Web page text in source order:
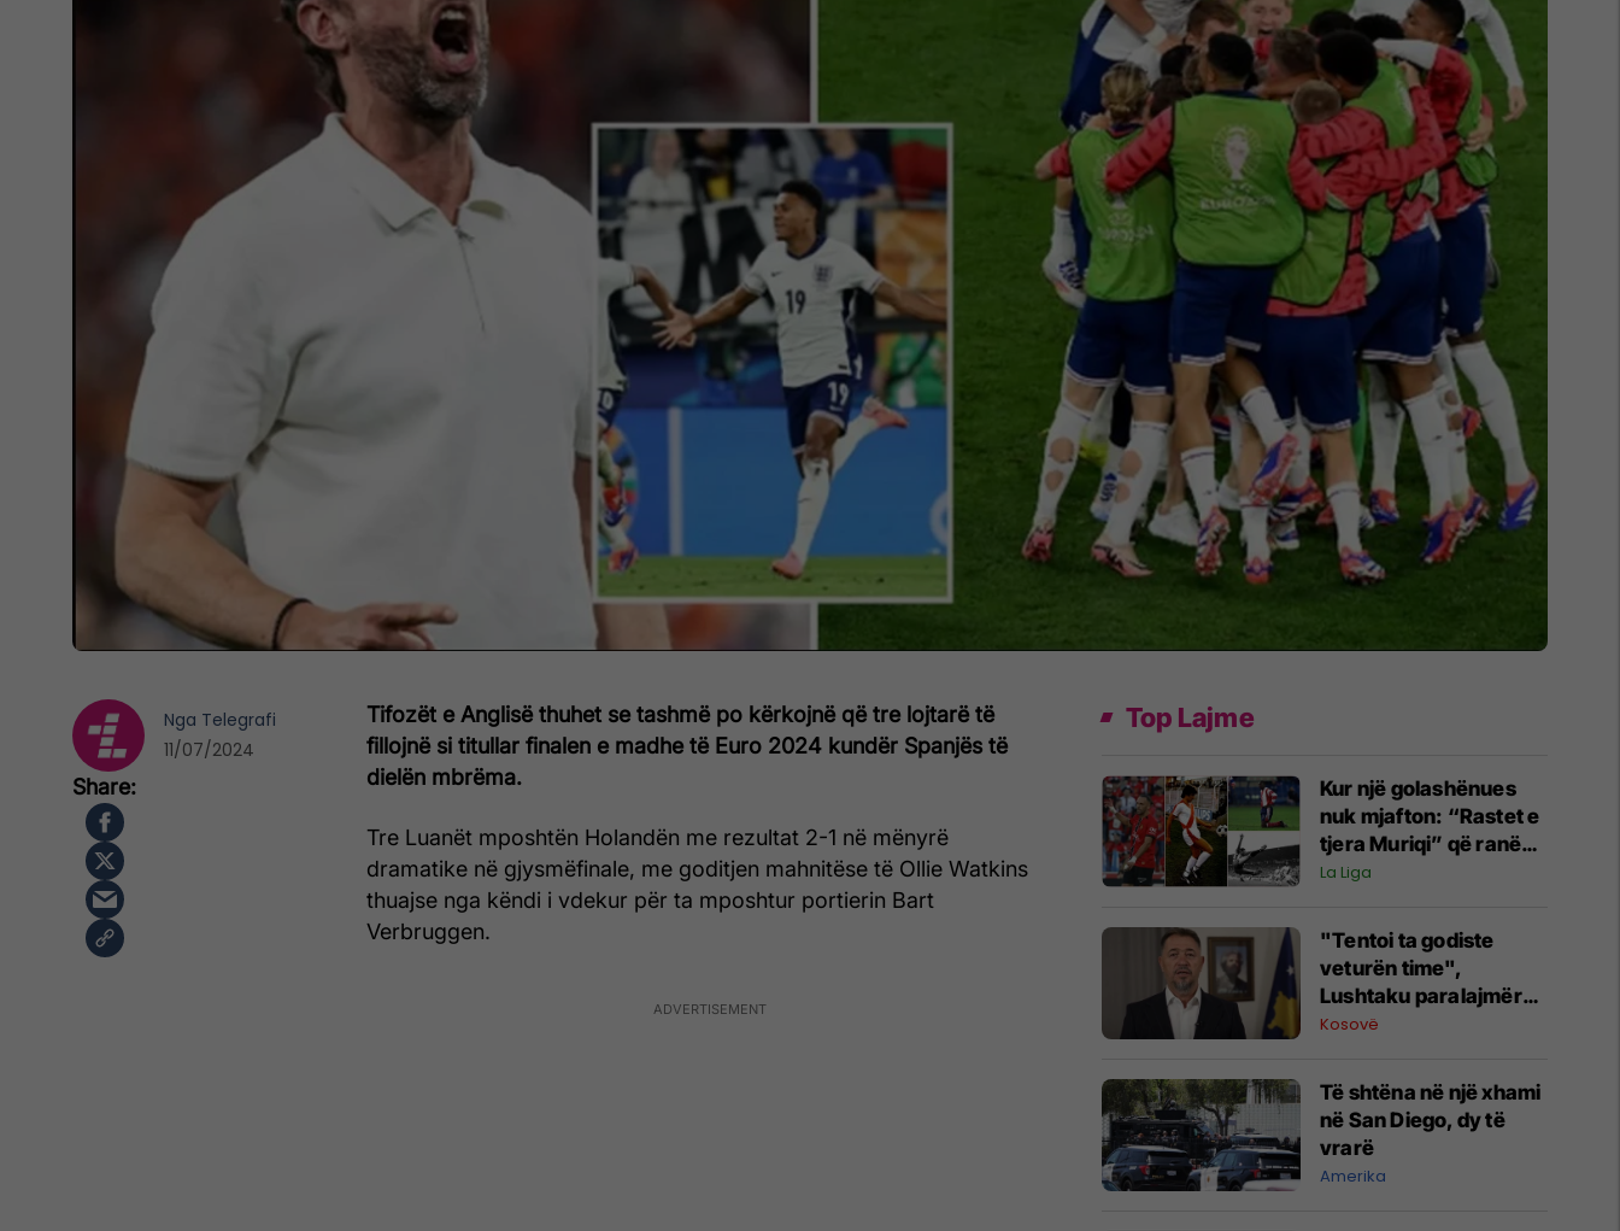
Tifozët e Anglisë thuhet se tashmë po kërkojnë që tre lojtarë të
fillojnë si titullar finalen e madhe të Euro 2024 kundër Spanjës të
dielën mbrëma.
Tre Luanët mposhtën Holandën me rezultat 2-1 në mënyrë
dramatike në gjysmëfinale, me goditjen mahnitëse të Ollie Watkins
thuajse nga këndi i vdekur për ta mposhtur portierin Bart
Verbruggen.
Nga Telegrafi
11/07/2024
Top Lajme
Kur një golashënues
nuk mjafton: “Rastet e
tjera Muriqi” që ranë
nga La Liga me mbi 20
La Liga
"Tentoi ta godiste
veturën time",
Lushtaku paralajmëron
padi ndaj Kurtit: Po
gënjeshtra e shpifje
Kosovë
Të shtëna në një xhami
në San Diego, dy të
vrarë
Amerika